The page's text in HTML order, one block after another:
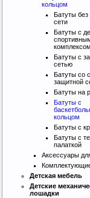
кольцом
Батуты
сети
Батуты с
комплексом
Батуты с
сетью
Батуты со
защитной
Батуты на
Батуты с
кольцом
Батуты с
Батуты с
палаткой
Аксессуары
Детская мебель
Детские
лошадки